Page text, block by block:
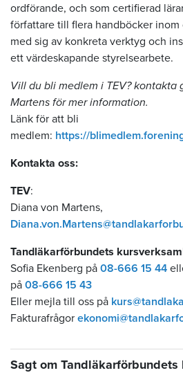
ordförande, och som certifierad
författare till flera handböcker inom
med sig av konkreta verktyg och
ett värdeskapande styrelsearbete.
Vill du bli medlem i TEV? kontakta
Martens för mer information.
Länk för att bli
medlem: https://
Kontakta oss:
TEV:
Diana von Martens,
Tandläkarförbundets
Sofia Ekenberg på 08-666 15 44
på 08-666 15 43
Eller mejla till oss på
Fakturafrågor
Sagt om Tandläkarförbundets